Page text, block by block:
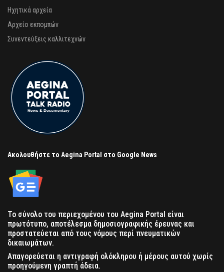
Ηχητικά αρχεία
Αρχείο εκπομπών
Συνεντεύξεις καλλιτεχνών
Ακολουθήστε το Aegina Portal στο Google News
Το σύνολο του περιεχομένου του Aegina Portal είναι
πρωτότυπο, αποτέλεσμα δημοσιογραφικής έρευνας και
προστατεύεται από τους νόμους περί πνευματικών
δικαιωμάτων.
Απαγορεύεται η αντιγραφή ολόκληρου ή μέρους αυτού χωρίς
προηγούμενη γραπτή άδεια.